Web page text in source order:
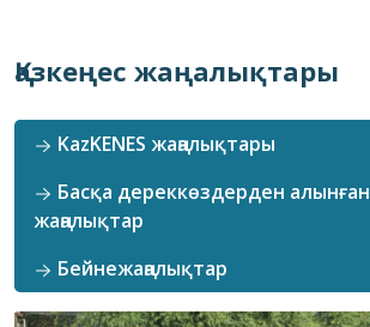
Қазкеңес жаңалықтары
KazKENES жаңалықтары
Басқа дереккөздерден алынған
жаңалықтар
Бейнежаңалықтар